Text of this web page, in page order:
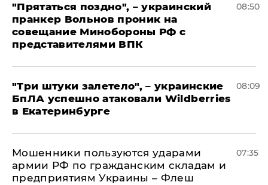
"Прятаться поздно", – украинский
пранкер Вольнов проник на
совещание Минобороны РФ с
представителями ВПК
08:50
"Три штуки залетело", – украинские
БпЛА успешно атаковали Wildberries
в Екатеринбурге
08:09
Мошенники пользуются ударами
армии РФ по гражданским складам и
предприятиям Украины – Флеш
07:35